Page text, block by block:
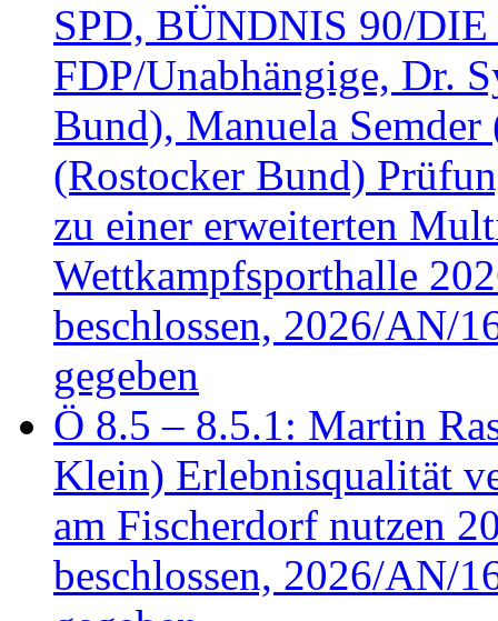
SPD, BÜNDNIS 90/
FDP/Unabhängige, Dr.
Bund), Manuela
(Rostocker Bund)
zu einer erweiterten
Wettkampfsporthalle
beschlossen, 2026/AN/
gegeben
Ö 8.5 – 8.5.1: Martin
Klein) Erlebnisqualität
am Fischerdorf nutzen
beschlossen, 2026/AN/